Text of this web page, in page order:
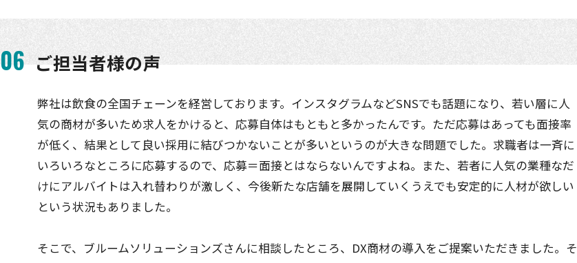
06 ご担当者様の声
弊社は飲食の全国チェーンを経営しております。インスタグラムなどSNSでも話題になり、若い層に人
気の商材が多いため求人をかけると、応募自体はもともと多かったんです。ただ応募はあっても面接率
が低く、結果として良い採用に結びつかないことが多いというのが大きな問題でした。求職者は一斉に
いろいろなところに応募するので、応募＝面接とはならないんですよね。また、若者に人気の業種なだ
けにアルバイトは入れ替わりが激しく、今後新たな店舗を展開していくうえでも安定的に人材が欲しい
という状況もありました。
そこで、ブルームソリューションズさんに相談したところ、DX商材の導入をご提案いただきました。そ